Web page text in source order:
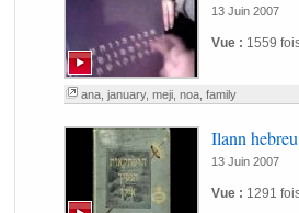
13 Juin 2007
Vue : 1559
ana, january, meji, noa, family
Ilann hebreu
13 Juin 2007
Vue : 1291